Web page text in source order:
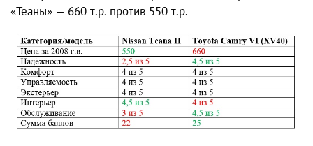
«Теаны» — 660 т.р. против 550 т.р.